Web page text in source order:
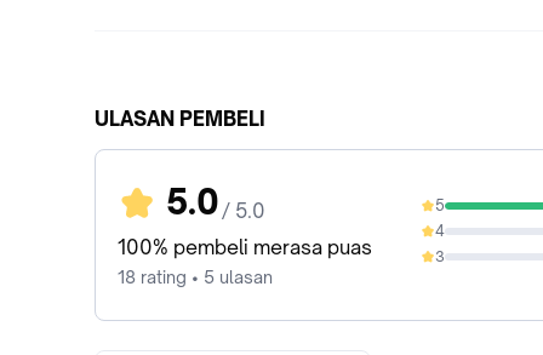
ULASAN PEMBELI
5.0 / 5.0
100% pembeli merasa puas
18 rating • 5 ulasan
5
100%
4
0%
3
0%